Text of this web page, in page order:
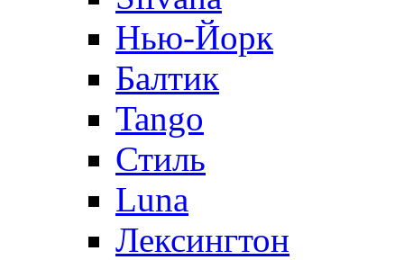
Нью-Йорк
Балтик
Tango
Стиль
Luna
Лексингтон